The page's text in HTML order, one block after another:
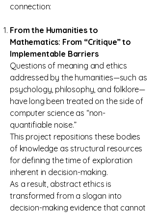
connection:
From the Humanities to
Mathematics: From “Critique” to
Implementable Barriers
Questions of meaning and ethics
addressed by the humanities—such as
psychology, philosophy, and folklore—
have long been treated on the side of
computer science as “non-
quantifiable noise.”
This project repositions these bodies
of knowledge as structural resources
for defining the time of exploration
inherent in decision-making.
As a result, abstract ethics is
transformed from a slogan into
decision-making evidence that cannot